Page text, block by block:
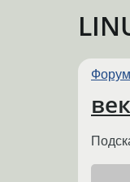
Форум